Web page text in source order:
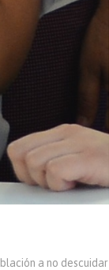
a no descuidar